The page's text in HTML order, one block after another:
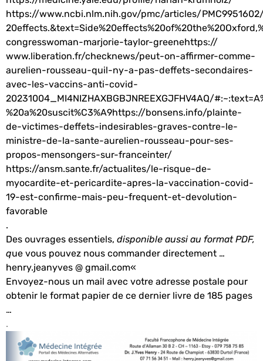
https://www.ncbi.nlm.nih.gov/pmc/articles/
congresswoman-marjorie-taylor-greenehttps://
www.liberation.fr/checknews/peut-on-affirmer-comme-
aurelien-rousseau-quil-ny-a-pas-deffets-secondaires-
avec-les-vaccins-anti-covid-
20231004_MI4NIZHAXBGBJNREEXGJFHV4AQ/
%20a%20suscit%C3%A9https://bonsens.info/plainte-
de-victimes-deffets-indesirables-graves-contre-le-
ministre-de-la-sante-aurelien-rousseau-pour-ses-
propos-mensongers-sur-franceinter/
https://ansm.sante.fr/actualites/le-risque-de-
myocardite-et-pericardite-apres-la-vaccination-covid-
19-est-confirme-mais-peu-frequent-et-devolution-
favorable
.
Des ouvrages essentiels, disponible aussi au format PDF,
que vous pouvez nous commander directement …
henry.jeanyves @ gmail.com«
Envoyez-nous un mail avec votre adresse postale pour
obtenir le format papier de ce dernier livre de 185 pages
…
.